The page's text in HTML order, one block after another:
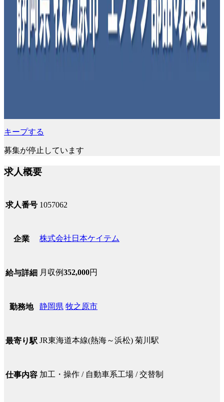
キープする
募集が停止しています
求人概要
求人番号 1057062
企業 株式会社日本ケイテム
給与詳細 月収例352,000円
勤務地 静岡県 牧之原市
最寄り駅 JR東海道本線(熱海～浜松) 菊川駅
仕事内容 加工・操作 / 自動車系工場 / 交替制